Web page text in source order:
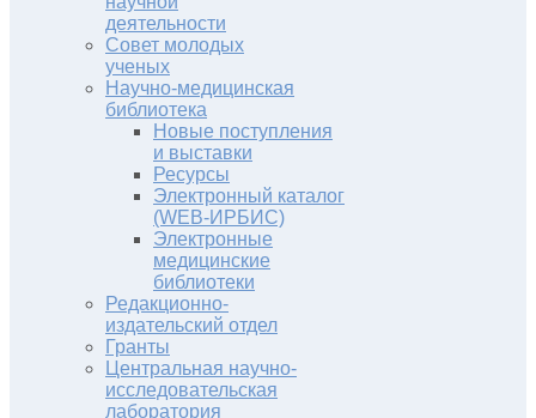
деятельности
Совет молодых
ученых
Научно-медицинская
библиотека
Новые поступления
и выставки
Ресурсы
Электронный каталог
(WEB-ИРБИС)
Электронные
медицинские
библиотеки
Редакционно-
издательский отдел
Гранты
Центральная научно-
исследовательская
лаборатория